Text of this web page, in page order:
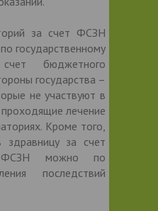
за счет ФСЗН
государственному
бюджетного
государства –
не участвуют в
проходящие лечение
Кроме того,
за счет
ФСЗН можно по
последствий